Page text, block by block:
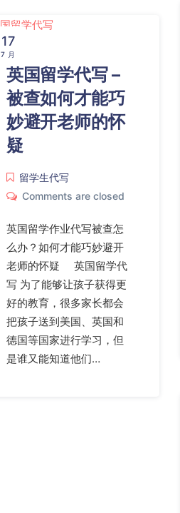
17
7 月
英国留学代写 –
被查如何才能巧
妙避开老师的怀
疑
留学生代写
Comments are closed
英国留学作业代写被查怎
么办？如何才能巧妙避开
老师的怀疑 英国留学代
写 为了能够让孩子获得更
好的教育，很多家长都会
把孩子送到美国、英国和
德国等国家进行学习，但
是谁又能知道他们…